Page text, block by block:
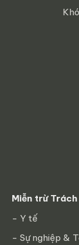
Miễn trừ Trách
- Y tế
- Sự nghiệp &